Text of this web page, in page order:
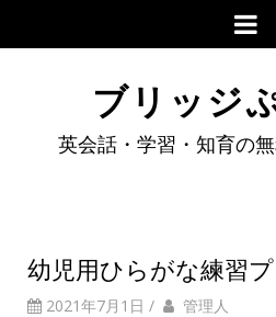
ブリッジ
英会話・学習・知育の
幼児用ひらがな練習
2021年7月1日 / 管理人